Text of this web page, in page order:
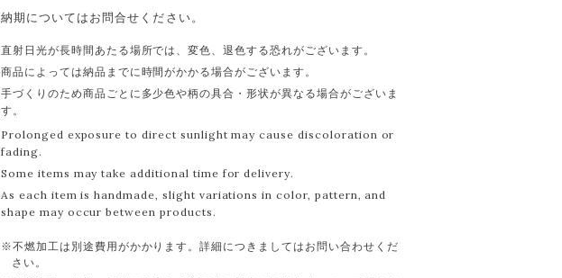
納期についてはお問合せください。
直射日光が長時間あたる場所では、変色、退色する恐れがございます。
商品によっては納品までに時間がかかる場合がございます。
手づくりのため商品ごとに多少色や柄の具合・形状が異なる場合がございま
す。
Prolonged exposure to direct sunlight may cause discoloration or
fading.
Some items may take additional time for delivery.
As each item is handmade, slight variations in color, pattern, and
shape may occur between products.
※不燃加工は別途費用がかかります。詳細につきましてはお問い合わせくだ
さい。